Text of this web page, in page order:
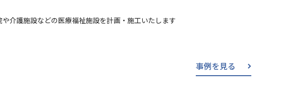
介護施設などの医療福祉施設を計画・施工いたします
事例を見る